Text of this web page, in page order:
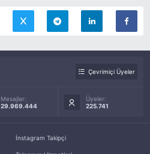
Çevrimiçi Üyeler
Mesajlar:
29.969.444
Üyeler:
225.741
İnstagram Takipçi